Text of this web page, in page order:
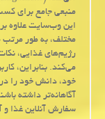
منبعی جامع برای
این وب‌سایت علاوه
مختلف، به طور مرتب
رژیم‌های غذایی،
می‌کند. بنابراین،
خود، دانش خود را
آگاهانه‌تر داشته
سفارش آنلاین غذا